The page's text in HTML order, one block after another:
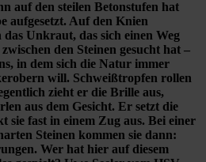
auf den steilen Betonstufen hat
aufgesetzt. Auf den Knien
Unkraut, das sich einen Weg
den Steinen gesucht hat –
in dem sich die Natur immer
will. Schweißtropfen rollen
zieht er die Brille aus,
aus dem Gesicht. Er setzt die
sie fast in einem Zug aus. Bei einer
Steinen kommen sie dann:
Wer hat hier auf diesem